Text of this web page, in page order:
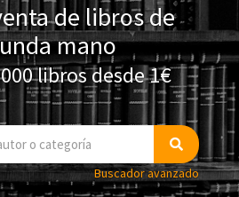
de libros de
mano
libros desde 1€
Buscador avanzado